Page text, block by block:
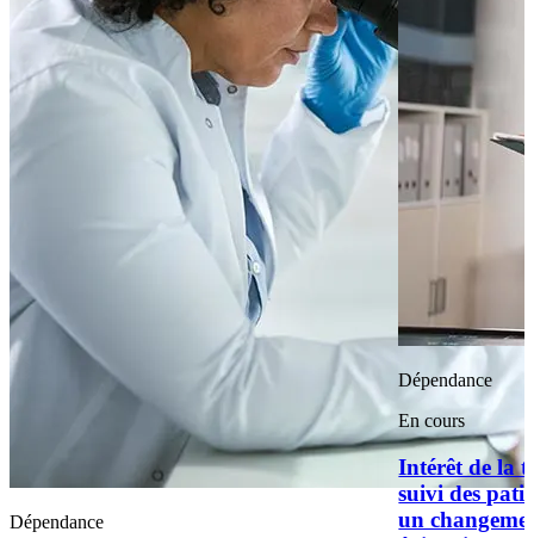
Dépendance
Dépendance
En cours
Intérêt de la
suivi des
un